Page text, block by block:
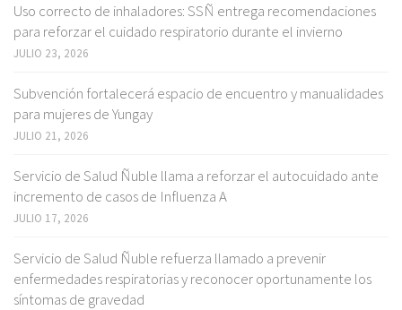
Uso correcto de inhaladores: SSÑ entrega recomendaciones
para reforzar el cuidado respiratorio durante el invierno
JULIO 23, 2026
Subvención fortalecerá espacio de encuentro y manualidades
para mujeres de Yungay
JULIO 21, 2026
Servicio de Salud Ñuble llama a reforzar el autocuidado ante
incremento de casos de Influenza A
JULIO 17, 2026
Servicio de Salud Ñuble refuerza llamado a prevenir
enfermedades respiratorias y reconocer oportunamente los
síntomas de gravedad